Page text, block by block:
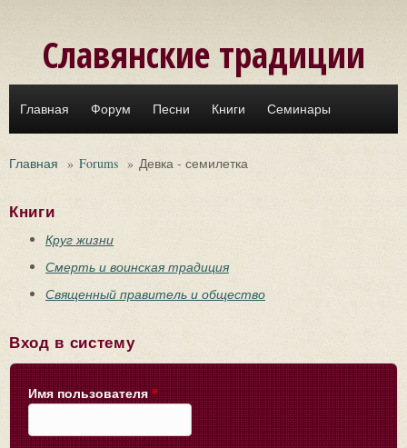
Славянские традиции
Главная Форум Песни Книги Семинары
Главная » Forums » Девка - семилетка
Книги
Круг жизни
Смерть и воинская традиция
Священный правитель и общество
Вход в систему
Имя пользователя *